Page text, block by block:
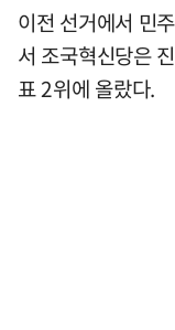
이전 선거에서 민
서 조국혁신당은
표 2위에 올랐다.